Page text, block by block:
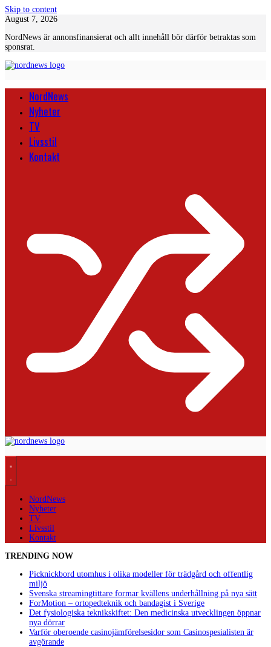
Skip to content
August 7, 2026
NordNews är annonsfinansierat och allt innehåll bör därför betraktas som
sponsrat.
NordNews
Nyheter
TV
Livsstil
Kontakt
NordNews
Nyheter
TV
Livsstil
Kontakt
TRENDING NOW
Picknickbord utomhus i olika modeller för trädgård och offentlig
miljö
Svenska streamingtittare formar kvällens underhållning på nya sätt
ForMotion – ortopedteknik och bandagist i Sverige
Det fysiologiska teknikskiftet: Den medicinska utvecklingen öppnar
nya dörrar
Varför oberoende casinojämförelsesidor som Casinospesialisten är
avgörande